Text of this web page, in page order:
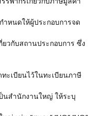
หนดให้ผู้ประกอบการจด
ยวกับสถานประกอบการ ซึ่ง
เบียนไว้ในทะเบียนภาษี
นสำนักงานใหญ่ ให้ระบุ